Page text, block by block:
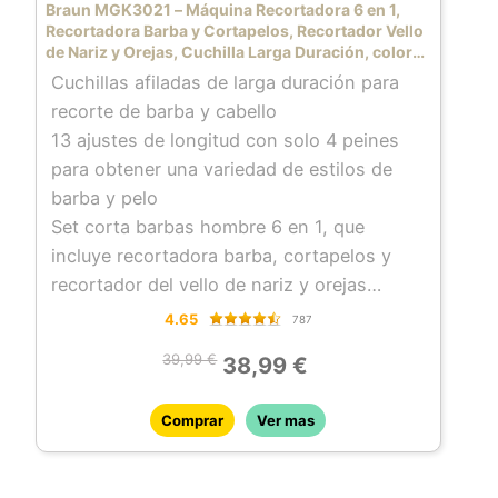
porporcionan el equivalente a 22 años de
tratamiento en todas las zonas del cuerpo.
*Esto no es una garantía para la vida útil
del dispositivo
Braun MGK3021 – Máquina Recortadora 6 en 1,
Recortadora Barba y Cortapelos, Recortador Vello
de Nariz y Orejas, Cuchilla Larga Duración, color
Negro/Verde
Cuchillas afiladas de larga duración para
recorte de barba y cabello
13 ajustes de longitud con solo 4 peines
para obtener una variedad de estilos de
barba y pelo
Set corta barbas hombre 6 en 1, que
incluye recortadora barba, cortapelos y
recortador del vello de nariz y orejas
40 min de potente funcionamiento
Cabezal de recorte y peines 100 % lavables
Córtate el pelo a la longitud que desees;
simplemente acopla uno de los peines y
podrás cortarte el cabello de 0.5 a 21 mm
4.65 787
39,99 € 38,99 €
Comprar Ver mas